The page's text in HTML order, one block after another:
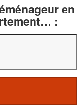
en
: